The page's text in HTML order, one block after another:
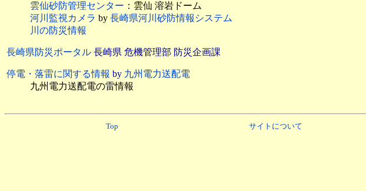
雲仙砂防管理センター ：雲仙 溶岩ドーム
河川監視カメラ by 長崎県河川砂防情報システム
川の防災情報
長崎県防災ポータル 長崎県 危機管理部 防災企画課
停電・落雷に関する情報 by 九州電力送配電
九州電力送配電の雷情報
Top サイトについて